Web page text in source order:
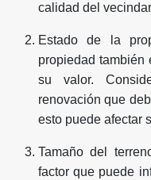
calidad del
Estado de la
propiedad también
su valor.
renovación que
esto puede afectar
Tamaño del
factor que puede